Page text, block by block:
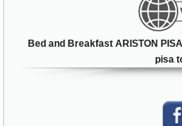
Bed and Breakfast ARISTON
pisa